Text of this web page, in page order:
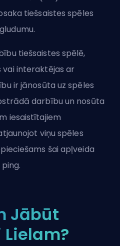
tiešsaistes spēles
tiešsaistes spēlē,
vai interaktējas ar
ir jānosūta uz spēles
darbību un nosūta
iesaistītajiem
viņu spēles
šai apļveida
Jābūt